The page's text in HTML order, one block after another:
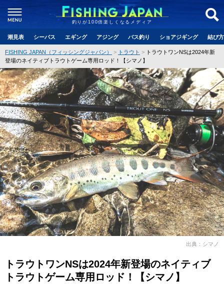
釣りが100倍楽しくなるメディア
潮見表 シーバス エギング アジング バス釣り ショアジギング 結び
FISHING JAPAN（フィッシングジャパン） トラウト
トラウトワンNSは2024年新
登場のネイティブトラウトゲーム専用ロッド！【シマノ】
出典：シマノ
トラウトワンNSは2024年新登場のネイティブ
トラウトゲーム専用ロッド！【シマノ】